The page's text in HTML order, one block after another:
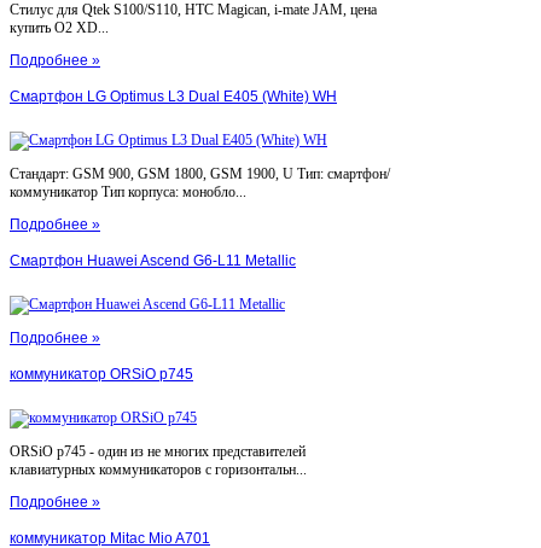
Стилус для Qtek S100/S110, HTC Magican, i-mate JAM, цена
купить O2 XD...
Подробнее »
Смартфон LG Optimus L3 Dual E405 (White) WH
Стандарт: GSM 900, GSM 1800, GSM 1900, U Тип: смартфон/
коммуникатор Тип корпуса: монобло...
Подробнее »
Смартфон Huawei Ascend G6-L11 Metallic
Подробнее »
коммуникатор ORSiO p745
ORSiO p745 - один из не многих представителей
клавиатурных коммуникаторов с горизонтальн...
Подробнее »
коммуникатор Mitac Mio A701